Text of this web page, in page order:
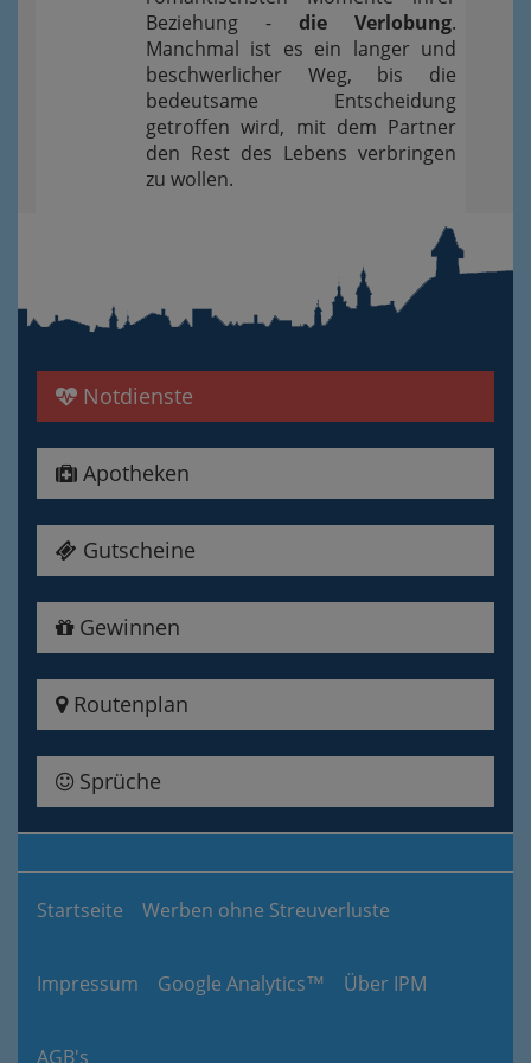
Beziehung - die Verlobung.
Manchmal ist es ein langer und
beschwerlicher Weg, bis die
bedeutsame Entscheidung
getroffen wird, mit dem Partner
den Rest des Lebens verbringen
zu wollen.
Notdienste
Apotheken
Gutscheine
Gewinnen
Routenplan
Sprüche
Startseite Werben ohne Streuverluste
Impressum Google Analytics™ Über IPM
AGB's